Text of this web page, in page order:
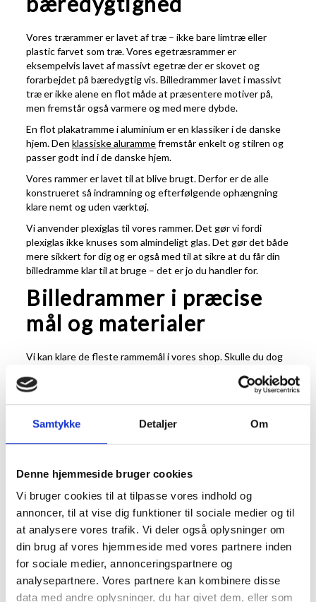
Samtykke Detaljer Om
Denne hjemmeside bruger cookies
Vi bruger cookies til at tilpasse vores indhold og
annoncer, til at vise dig funktioner til sociale medier og til
at analysere vores trafik. Vi deler også oplysninger om
din brug af vores hjemmeside med vores partnere inden
for sociale medier, annonceringspartnere og
analysepartnere. Vores partnere kan kombinere disse
data med andre oplysninger, du har givet dem, eller som
Vores trærammer er lavet af træ – ikke bare limtræ eller
plastic farvet som træ. Vores egetræsrammer er
eksempelvis lavet af massivt egetræ der er skovet og
forarbejdet på bæredygtig vis. Billedrammer lavet i massivt
træ er ikke alene en flot måde at præsentere motiver på,
men fremstår også varmere og med mere dybde.
En flot plakatramme i aluminium er en klassiker i de danske
hjem. Den klassiske alurammefremstår enkelt og stilren og
passer godt ind i de danske hjem.
Vores rammer er lavet til at blive brugt. Derfor er de alle
konstrueret så indramning og efterfølgende ophængning
klare nemt og uden værktøj.
Vi anvender plexiglas til vores rammer. Det gør vi fordi
plexiglas ikke knuses som almindeligt glas. Det gør det både
mere sikkert for dig og er også med til at sikre at du får din
billedramme klar til at bruge – det er jo du handler for.
Billedrammer i præcise
mål og materialer
Vi kan klare de fleste rammemål i vores shop. Skulle du dog
løse det ved at få lavet en ramme i specialmål eller brugeet
Rammer i specialmål laves på vores danske værksted og
passer således perfekt til netop dit behov.
specialmålkan laves af at væld af forskellige typer af profiler
Et passepartout er en måde at tilpasse dit motiv til en
bestemt størrelse billedramme. Et passepartout er skåret i
kraftig, syrefast, karton og giver ikke alene for at tilpasse
dine billedmål til en bestemt størrelse ramme, men
fremhæver også motivet på flotteste vis. Et passepartout
er skåret i vinkel, så det skaber en naturlig ramme om
motivet.
Vi kan også levere billedrammer med refleksfri og UV